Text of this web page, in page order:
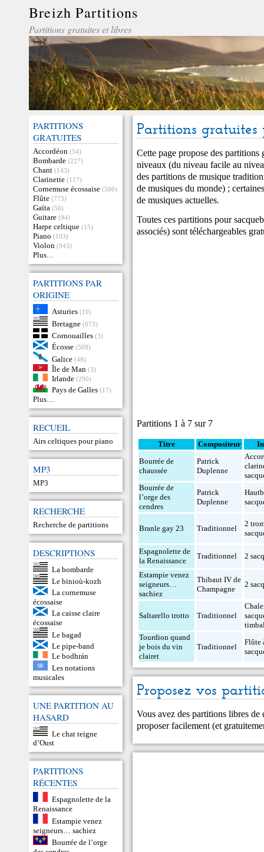
Breizh Partitions
Partitions gratuites et libres
PARTITIONS
GRATUITES
Accordéon (54)
Bombarde (227)
Chant (143)
Clarinette (117)
Cornemuse écossaise (500)
Flûte (773)
Gaïta (56)
Guitare (94)
Harpe celtique (15)
Piano (103)
Violon (943)
Plus…
PARTITIONS PAR
ORIGINE
Asturies (10)
Bretagne (673)
Cornouailles (3)
Écosse (569)
Galice (49)
Île de Man (3)
Irlande (290)
Pays de Galles (17)
Plus…
RECUEIL
Airs celtiques pour piano
MP3
MP3
RECHERCHE
Recherche de partitions
DESCRIPTIONS
La bombarde
Le binioù-kozh
La cornemuse
écossaise
La caisse claire
écossaise
Le bagad
Le pipe-band
Le bodhrán
Les notations
musicales
UNE PARTITION AU
HASARD
Le chat teigne
d’Oust
PARTITIONS
RÉCENTES
Espagnolette de la
Renaissance
Estampie venez
seigneurs… sachiez
Bourrée de l’orge
Partitions gratuites
Cette page propose des
niveaux (du niveau facile au
des partitions de musique
de musiques du monde) ;
de musiques actuelles.
Toutes ces partitions pour
associés) sont téléchargeables
Partitions 1 à 7 sur 7
Titre Compositeur
Bourrée de
chaussée
Patrick
Duplenne
Bourrée de
l’orge des
cendres
Patrick
Duplenne
Branle gay 23 Traditionnel
2
Espagnolette de
la Renaissance
Traditionnel 2
Estampie venez
seigneurs…
sachiez
Thibaut IV de
Champagne
2
Saltarello trotto Traditionnel
Tourdion quand
je bois du vin
clairet
Traditionnel
Flûte
Proposez vos
Vous avez des partitions libres
proposer facilement (et